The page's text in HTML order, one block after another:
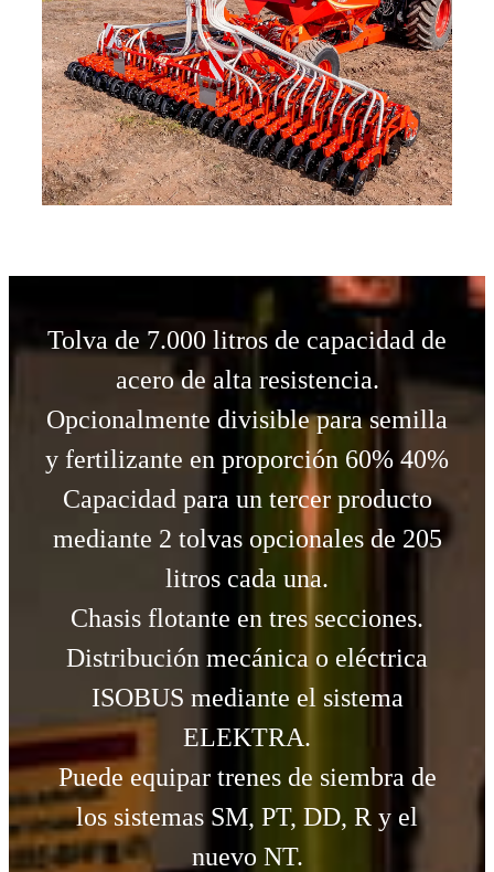
Tolva de 7.000 litros de capacidad de
acero de alta resistencia.
Opcionalmente divisible para semilla
y fertilizante en proporción 60% 40%
Capacidad para un tercer producto
mediante 2 tolvas opcionales de 205
litros cada una.
Chasis flotante en tres secciones.
Distribución mecánica o eléctrica
ISOBUS mediante el sistema
ELEKTRA.
Puede equipar trenes de siembra de
los sistemas SM, PT, DD, R y el
nuevo NT.